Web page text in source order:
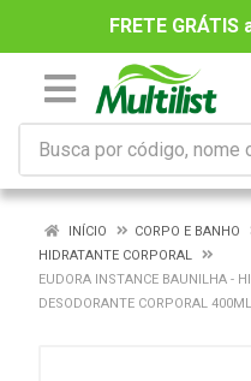
FRETE
INÍCIO
CORPO E BANHO
HIDRATANTE CORPORAL
EUDORA INSTANCE BAUNILHA -
DESODORANTE CORPORAL 400ML